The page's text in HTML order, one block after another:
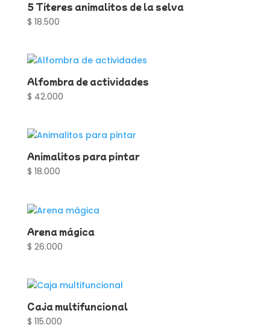
5 Títeres animalitos de la selva
$ 18.500
Alfombra de actividades
$ 42.000
Animalitos para pintar
$ 18.000
Arena mágica
$ 26.000
Caja multifuncional
$ 115.000